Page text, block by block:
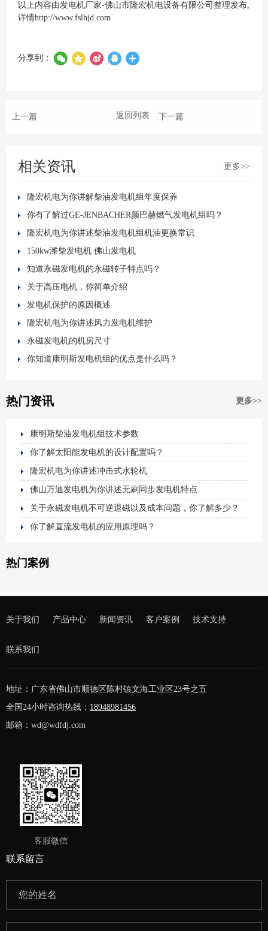
以上内容由发电机厂家-佛山市隆宏机电设备有限公司整理发布,
详情http://www.fslhjd.com
分享到：
上一篇 下一篇
返回列表
相关资讯 更多>>
隆宏机电为你讲解柴油发电机组年度保养
你有了解过GE-JENBACHER颜巴赫燃气发电机组吗？
隆宏机电为你讲述柴油发电机组机油更换常识
150kw潍柴发电机 佛山发电机
知道永磁发电机的永磁转子特点吗？
关于高压电机，你简单介绍
发电机保护的原因概述
隆宏机电为你讲述风力发电机维护
永磁发电机的机房尺寸
你知道康明斯发电机组的优点是什么吗？
热门资讯 更多>>
康明斯柴油发电机组技术参数
你了解太阳能发电机的设计配置吗？
隆宏机电为你讲述冲击式水轮机
佛山万迪发电机为你讲述无刷同步发电机特点
关于永磁发电机不可逆退磁以及成本问题，你了解多少？
你了解直流发电机的应用原理吗？
热门案例
关于我们 产品中心 新闻资讯 客户案例 技术支持
联系我们
地址：广东省佛山市顺德区陈村镇文海工业区23号之五
全国24小时咨询热线： 18948981456
邮箱：wd@wdfdj.com
客服微信
联系留言